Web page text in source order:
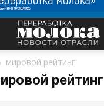
мировой рейтинг
рейтинг